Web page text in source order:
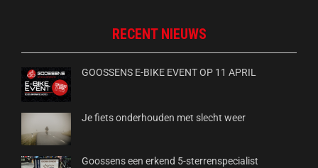
RECENT NIEUWS
GOOSSENS E-BIKE EVENT OP 11 APRIL
Je fiets onderhouden met slecht weer
Goossens een erkend 5-sterrenspecialist